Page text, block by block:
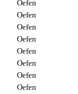
Oefen
Oefen
Oefen
Oefen
Oefen
Oefen
Oefen
Oefen